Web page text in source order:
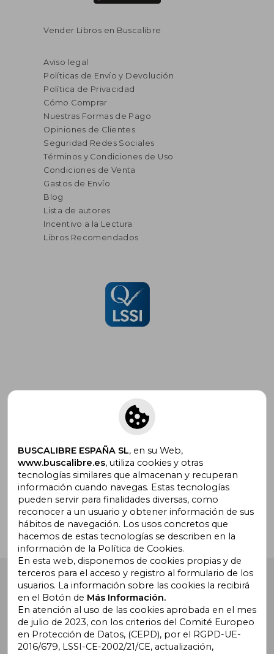
Vender Libros en Buscalibre
Aviso legal
Políticas de Envío y Devolución
Política de Privacidad
Cómo Comprar
Nuestras Formas de Pago
Opiniones de Clientes
Seguridad Redes Sociales
Términos y Condiciones de Uso
Condiciones de Venta
Gastos de Envío
Blog
Lista de autores
Incentivo a la Lectura
Libros Recomendados
Suscríbete para recibir ofertas y
promociones
¿Necesitas ayuda?
Ir a Centro de Soporte
Buscalibre España . Calle Energía, 65, Nave 3 (08940),
Cornellà de Llobregat, Barcelona. Derechos Reservados.
BUSCALIBRE ESPAÑA SL, en su Web,
www.buscalibre.es, utiliza cookies y otras
tecnologías similares que almacenan y recuperan
información cuando navegas. Estas tecnologías
pueden servir para finalidades diversas, como
reconocer a un usuario y obtener información de sus
hábitos de navegación. Los usos concretos que
hacemos de estas tecnologías se describen en la
información de la Política de Cookies.
En esta web, disponemos de cookies propias y de
terceros para el acceso y registro al formulario de los
usuarios. La información sobre las cookies la recibirá
en el Botón de Más Información.
En atención al uso de las cookies aprobada en el mes
de julio de 2023, con los criterios del Comité Europeo
en Protección de Datos, (CEPD), por el RGPD-UE-
2016/679, LSSI-CE-2002/21/CE, actualización,